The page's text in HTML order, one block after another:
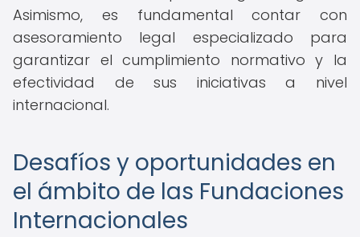
Asimismo, es fundamental contar con
asesoramiento legal especializado para
garantizar el cumplimiento normativo y la
efectividad de sus iniciativas a nivel
internacional.
Desafíos y oportunidades en
el ámbito de las Fundaciones
Internacionales